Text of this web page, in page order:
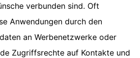
verbunden sind. Oft
Anwendungen durch den
an Werbenetzwerke oder
Zugriffsrechte auf Kontakte und